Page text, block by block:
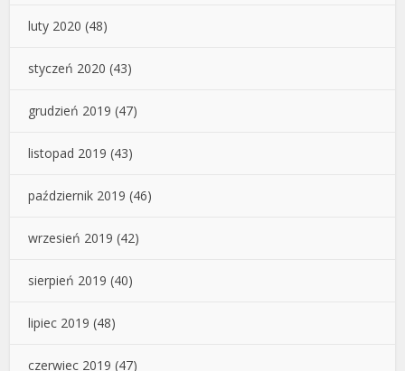
luty 2020 (48)
styczeń 2020 (43)
grudzień 2019 (47)
listopad 2019 (43)
październik 2019 (46)
wrzesień 2019 (42)
sierpień 2019 (40)
lipiec 2019 (48)
czerwiec 2019 (47)